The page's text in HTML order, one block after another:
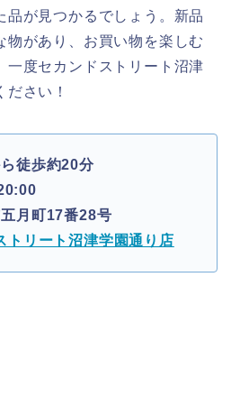
品が見つかるでしょう。新品
物があり、お買い物を楽しむ
一度セカンドストリート沼津
さい！
徒歩約20分
月町17番28号
トリート沼津学園通り店